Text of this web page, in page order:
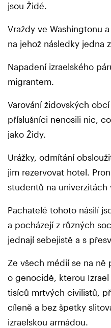
jsou Židé.
Vraždy ve Washingtonu
na jehož následky jedna
Napadení izraelského
migrantem.
Varování židovských
příslušníci nenosili nic,
jako Židy.
Urážky, odmítání
jim rezervovat hotel.
studentů na univerzitách
Pachatelé tohoto násilí
a pocházejí z různých
jednají sebejistě a s
Ze všech médií se na ně
o genocidě, kterou
tisíců mrtvých civilistů,
cíleně a bez špetky
izraelskou armádou.